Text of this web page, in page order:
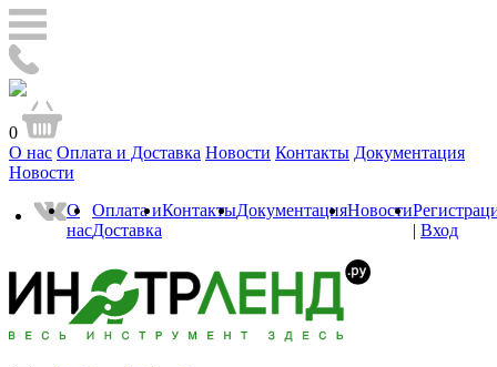
0
О нас Оплата и Доставка Новости Контакты Документация
Новости
О
нас
Оплата и
Доставка
КонтактыДокументацияНовости
| Вход